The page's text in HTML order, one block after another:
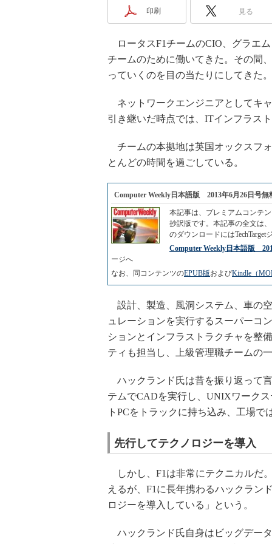
印刷 見る
ロータスF1チームのCIO、グラエ
チームのために働いてきた。その間
っていくのを目の当たりにしてきた。
ネットワークエンジニアとしてキ
引き継いだ時点では、ITインフラス
チームの本拠地は英国オックスフ
とんどの時間を過ごしている。
Computer Weekly日本語版 2013年6月26日号無
本記事は、プレミアムコンテ
抄訳版です。本記事の全文は
のダウンロードには
Computer Weekly日本語版
ージへ
なお、同コンテンツのEPUB版およびKindle（
設計、製造、風洞システム、車の
ュレーションを実行するスーパーコ
ションとインフラストラクチャを整
ティも担当し、上級管理職チームの
ハックランド氏は昔を振り返って
テムでCADを実行し、UNIXワーク
トPCをトラックに持ち込み、工場
先行してテクノロジーを導入
しかし、F1は非常にテクニカルだ
えるが、F1に長年携わるハックラン
ロジーを導入している」という。
ハックランド氏自身はビッグデー